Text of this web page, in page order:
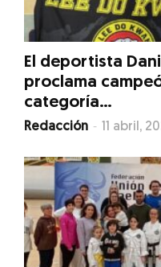
El deportista
proclama
categoría...
Redacción - 11 abril,